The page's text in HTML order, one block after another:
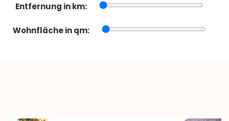
Entfernung in km:
Wohnfläche in qm: